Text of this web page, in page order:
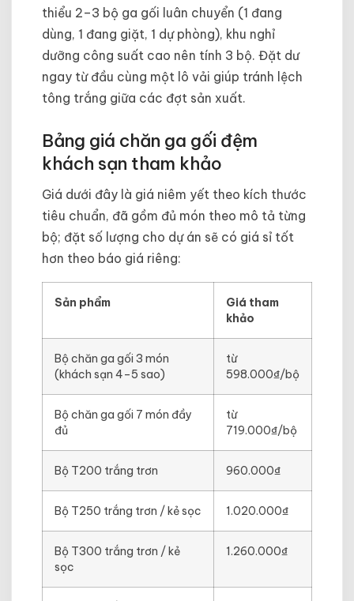
thiểu 2–3 bộ ga gối luân chuyển (1 đang
dùng, 1 đang giặt, 1 dự phòng), khu nghỉ
dưỡng công suất cao nên tính 3 bộ. Đặt dư
ngay từ đầu cùng một lô vải giúp tránh lệch
tông trắng giữa các đợt sản xuất.
Bảng giá chăn ga gối đệm
khách sạn tham khảo
Giá dưới đây là giá niêm yết theo kích thước
tiêu chuẩn, đã gồm đủ món theo mô tả từng
bộ; đặt số lượng cho dự án sẽ có giá sỉ tốt
hơn theo báo giá riêng:
Sản phẩm
Giá tham
khảo
Bộ chăn ga gối 3 món
(khách sạn 4–5 sao)
từ
598.000₫/bộ
Bộ chăn ga gối 7 món đầy
đủ
từ
719.000₫/bộ
Bộ T200 trắng trơn 960.000₫
Bộ T250 trắng trơn / kẻ sọc 1.020.000₫
Bộ T300 trắng trơn / kẻ
sọc
1.260.000₫